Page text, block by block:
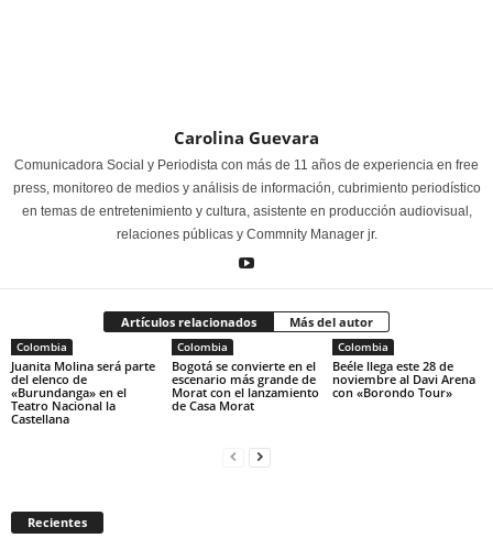
Carolina Guevara
Comunicadora Social y Periodista con más de 11 años de experiencia en free
press, monitoreo de medios y análisis de información, cubrimiento periodístico
en temas de entretenimiento y cultura, asistente en producción audiovisual,
relaciones públicas y Commnity Manager jr.
Artículos relacionados Más del autor
Colombia
Juanita Molina será parte
del elenco de
«Burundanga» en el
Teatro Nacional la
Castellana
Colombia
Bogotá se convierte en el
escenario más grande de
Morat con el lanzamiento
de Casa Morat
Colombia
Beéle llega este 28 de
noviembre al Davi Arena
con «Borondo Tour»
Recientes